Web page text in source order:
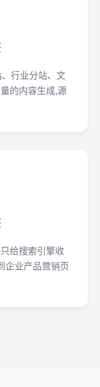
行业分站、文
的内容生成,源
给搜索引擎收
企业产品营销页